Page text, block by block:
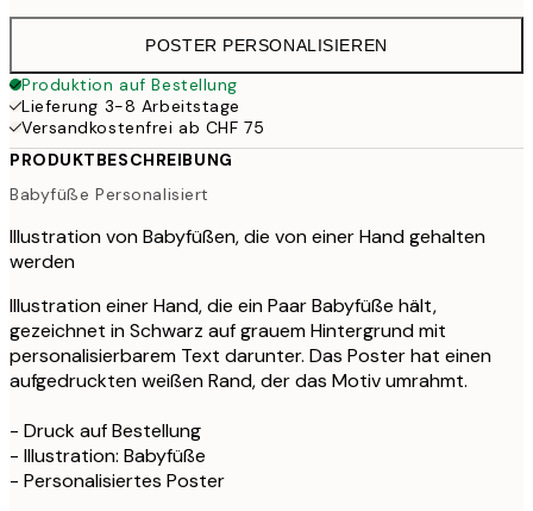
POSTER PERSONALISIEREN
Produktion auf Bestellung
Lieferung 3-8 Arbeitstage
Versandkostenfrei ab CHF 75
PRODUKTBESCHREIBUNG
Babyfüße Personalisiert
Illustration von Babyfüßen, die von einer Hand gehalten
werden
Illustration einer Hand, die ein Paar Babyfüße hält,
gezeichnet in Schwarz auf grauem Hintergrund mit
personalisierbarem Text darunter. Das Poster hat einen
aufgedruckten weißen Rand, der das Motiv umrahmt.
- Druck auf Bestellung
- Illustration: Babyfüße
- Personalisiertes Poster